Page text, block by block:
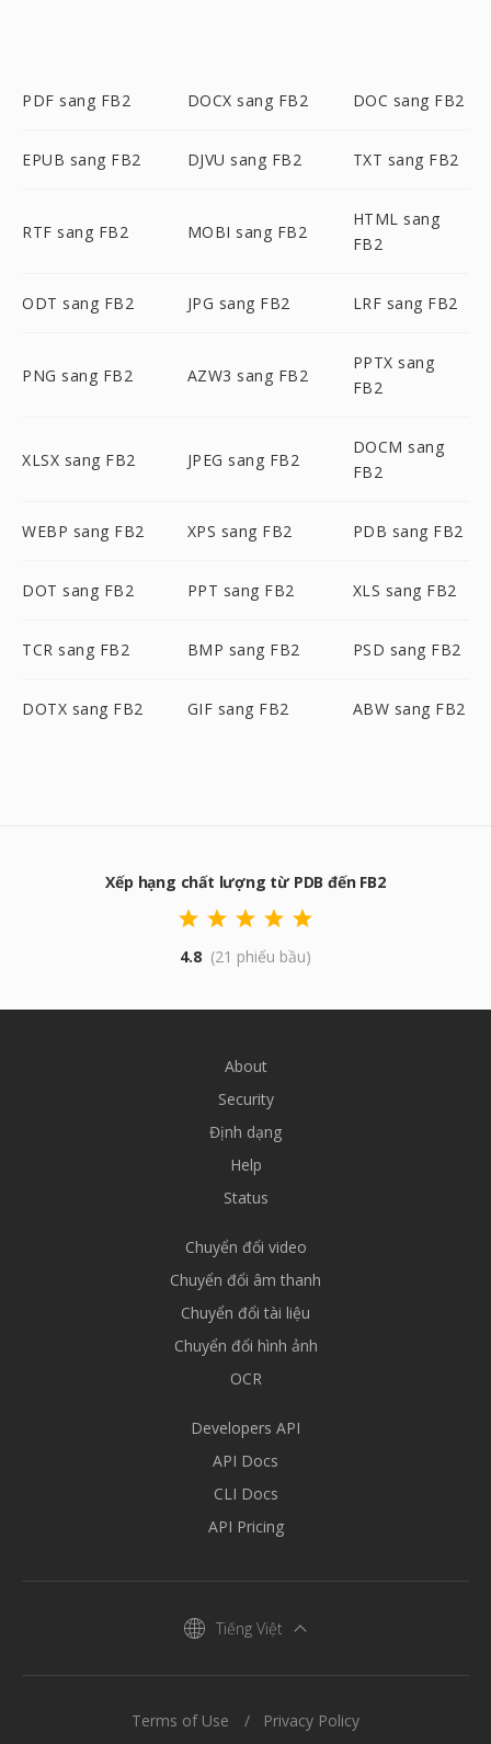
PDF sang FB2 DOCX sang FB2 DOC sang FB2
EPUB sang FB2 DJVU sang FB2 TXT sang FB2
RTF sang FB2 MOBI sang FB2
HTML sang
FB2
ODT sang FB2 JPG sang FB2 LRF sang FB2
PNG sang FB2 AZW3 sang FB2
PPTX sang
FB2
XLSX sang FB2 JPEG sang FB2
DOCM sang
FB2
WEBP sang FB2 XPS sang FB2 PDB sang FB2
DOT sang FB2 PPT sang FB2 XLS sang FB2
TCR sang FB2 BMP sang FB2 PSD sang FB2
DOTX sang FB2 GIF sang FB2 ABW sang FB2
Xếp hạng chất lượng từ PDB đến FB2
4.8 (21 phiếu bầu)
About
Security
Định dạng
Help
Status
Chuyển đổi video
Chuyển đổi âm thanh
Chuyển đổi tài liệu
Chuyển đổi hình ảnh
OCR
Developers API
API Docs
CLI Docs
API Pricing
Tiếng Việt
Terms of Use Privacy Policy